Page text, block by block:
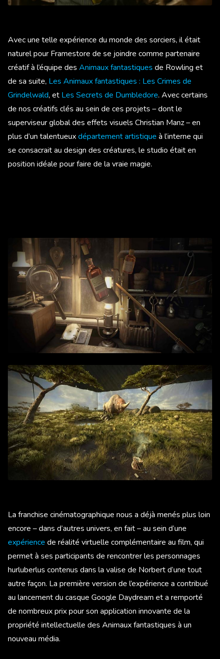
Avec une telle expérience du monde des sorciers, il était
naturel pour Framestore de se joindre comme partenaire
créatif à l’équipe des Animaux fantastiques de Rowling et
de sa suite, Les Animaux fantastiques : Les Crimes de
Grindelwald, et Les Secrets de Dumbledore. Avec certains
de nos créatifs clés au sein de ces projets – dont le
superviseur global des effets visuels Christian Manz – en
plus d’un talentueuxdépartement artistique à l’interne qui
se consacrait au design des créatures, le studio était en
position idéale pour faire de la vraie magie.
La franchise cinématographique nous a déjà menés plus loin
encore – dans d’autres univers, en fait – au sein d’une
expérience de réalité virtuelle complémentaire au film, qui
permet à ses participants de rencontrer les personnages
hurluberlus contenus dans la valise de Norbert d’une tout
autre façon. La première version de l’expérience a contribué
au lancement du casque Google Daydream et a remporté
de nombreux prix pour son application innovante de la
propriété intellectuelle des Animaux fantastiques à un
nouveau média.